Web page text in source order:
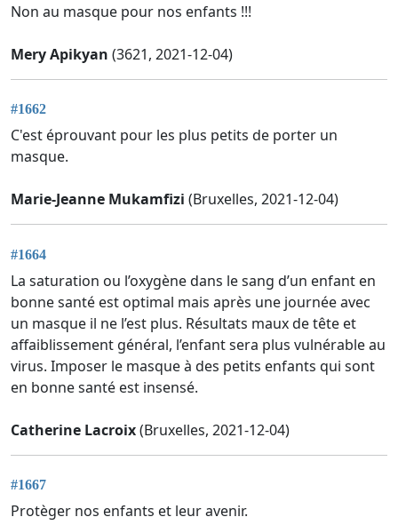
Non au masque pour nos enfants !!!
Mery Apikyan (3621, 2021-12-04)
#1662
C'est éprouvant pour les plus petits de porter un
masque.
Marie-Jeanne Mukamfizi (Bruxelles, 2021-12-04)
#1664
La saturation ou l’oxygène dans le sang d’un enfant en
bonne santé est optimal mais après une journée avec
un masque il ne l’est plus. Résultats maux de tête et
affaiblissement général, l’enfant sera plus vulnérable au
virus. Imposer le masque à des petits enfants qui sont
en bonne santé est insensé.
Catherine Lacroix(Bruxelles, 2021-12-04)
#1667
Protèger nos enfants et leur avenir.